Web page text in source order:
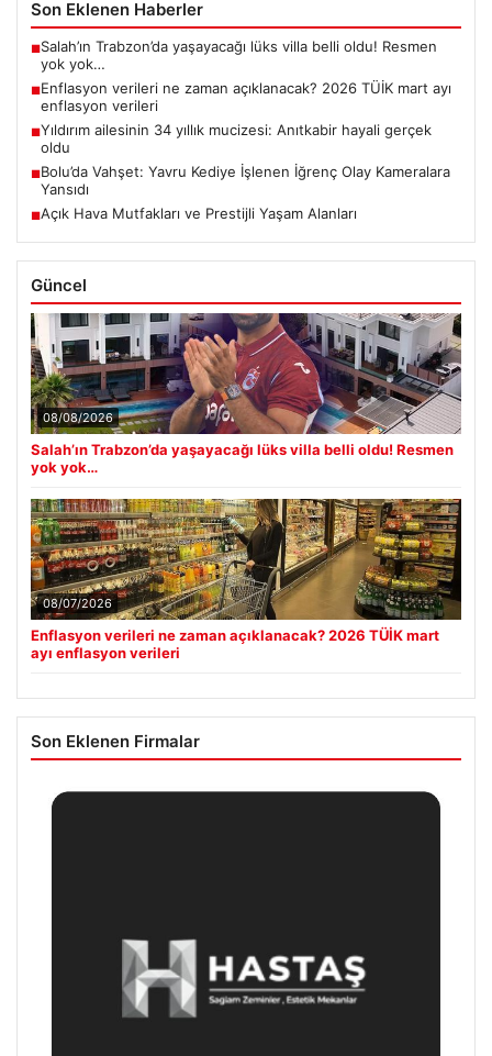
Son Eklenen Haberler
■Salah’ın Trabzon’da yaşayacağı lüks villa belli oldu! Resmen
yok yok…
■Enflasyon verileri ne zaman açıklanacak? 2026 TÜİK mart ayı
enflasyon verileri
■Yıldırım ailesinin 34 yıllık mucizesi: Anıtkabir hayali gerçek
oldu
■Bolu’da Vahşet: Yavru Kediye İşlenen İğrenç Olay Kameralara
Yansıdı
■Açık Hava Mutfakları ve Prestijli Yaşam Alanları
Güncel
08/08/2026
Salah’ın Trabzon’da yaşayacağı lüks villa belli oldu! Resmen
yok yok…
08/07/2026
Enflasyon verileri ne zaman açıklanacak? 2026 TÜİK mart
ayı enflasyon verileri
Son Eklenen Firmalar